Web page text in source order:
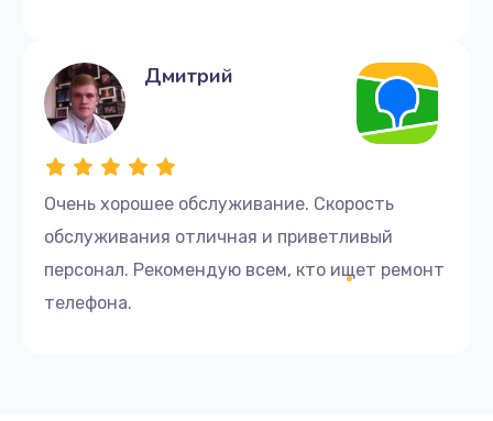
Очень хорошее обслуживание. Скорость
обслуживания отличная и приветливый
персонал. Рекомендую всем, кто ищет ремонт
телефона.
Дмитрий